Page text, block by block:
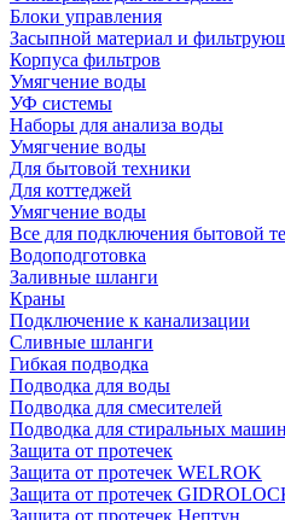
Блоки управления
Засыпной материал и
Корпуса фильтров
Умягчение воды
УФ системы
Наборы для анализа воды
Умягчение воды
Для бытовой техники
Для коттеджей
Умягчение воды
Все для подключения бытовой
Водоподготовка
Заливные шланги
Краны
Подключение к канализации
Сливные шланги
Гибкая подводка
Подводка для воды
Подводка для смесителей
Подводка для стиральных машин
Защита от протечек
Защита от протечек WELROK
Защита от протечек
Защита от протечек Нептун